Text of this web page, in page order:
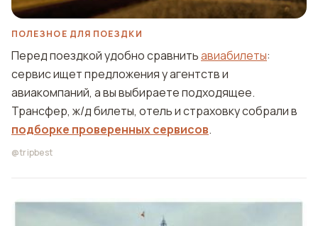
ПОЛЕЗНОЕ ДЛЯ ПОЕЗДКИ
Перед поездкой удобно сравнитьавиабилеты:
сервис ищет предложения у агентств и
авиакомпаний, а вы выбираете подходящее.
Трансфер, ж/д билеты, отель и страховку собрали в
подборке проверенных сервисов.
@tripbest